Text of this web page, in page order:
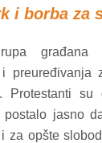
i borba za
građana
preuređivanja
Protestanti su
jasno
za opšte